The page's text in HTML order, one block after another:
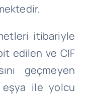
itibariyle
edilen ve CIF
geçmeyen
ile yolcu